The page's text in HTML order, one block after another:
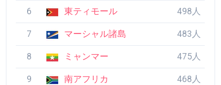
7 マーシャル諸島 483人
8 ミャンマー 475人
9 南アフリカ 468人
10 モンゴル 452人